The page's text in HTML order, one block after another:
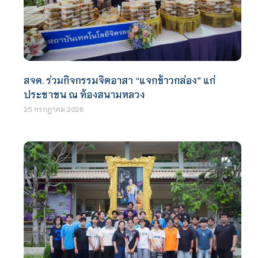
สจด. ร่วมกิจกรรมจิตอาสา “แจกข้าวกล่อง” แก่
ประชาชน ณ ท้องสนามหลวง
25 กรกฎาคม 2026